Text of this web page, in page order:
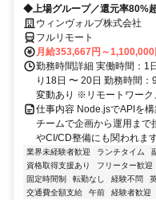
◆上場グループ／還元率80%
ウィンヴォルブ株式会社
フルリモート
月給353,667円～1,100,000
勤務時間詳細 実働時間：1
り18日 〜 20日 勤務時間
変動あり ※リモートワー
仕事内容 Node.jsでAPIを
チームで企画から運用まで
やCI/CD整備にも関われま
業界未経験者歓迎 ランチタイム
資格取得支援あり
フリーター歓迎
固定時間制
転勤なし 経験不問
交通費全額支給
午前 経験者歓迎